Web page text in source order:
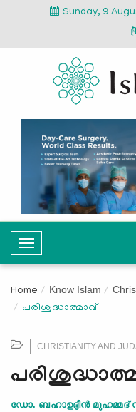
Sunday, 9
T
o
g
l
a
v
i
Home Know Islam
പരിശുദ്ധാത്മാവ്
CHRISTIANITY AND
ഡോ. ബഹാഉദ്ദീന്‍ മുഹമ്മദ്